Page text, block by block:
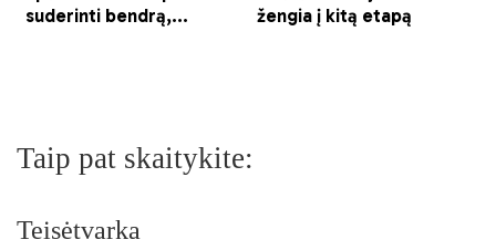
Taip pat skaitykite:
Teisėtvarka